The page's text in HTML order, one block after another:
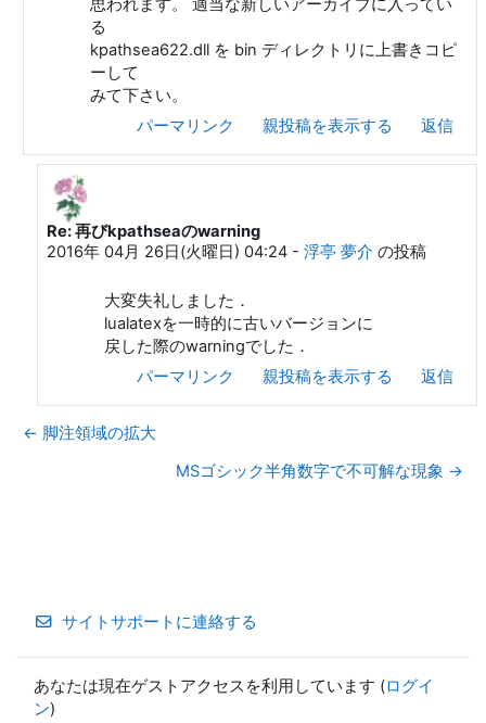
思われます。 適当な新しいアーカイブに入ってい
る
kpathsea622.dll を bin ディレクトリに上書きコピ
ーして
みて下さい。
パーマリンク
親投稿を表示する 返信
Akira Kakuto への返信
Re: 再びkpathseaのwarning
2016年 04月 26日(火曜日) 04:24- 浮亭 夢介 の投稿
大変失礼しました．
lualatexを一時的に古いバージョンに
戻した際のwarningでした．
パーマリンク
親投稿を表示する 返信
← 脚注領域の拡大
MSゴシック半角数字で不可解な現象 →
サイトサポートに連絡する
あなたは現在ゲストアクセスを利用しています (ログイ
ン)